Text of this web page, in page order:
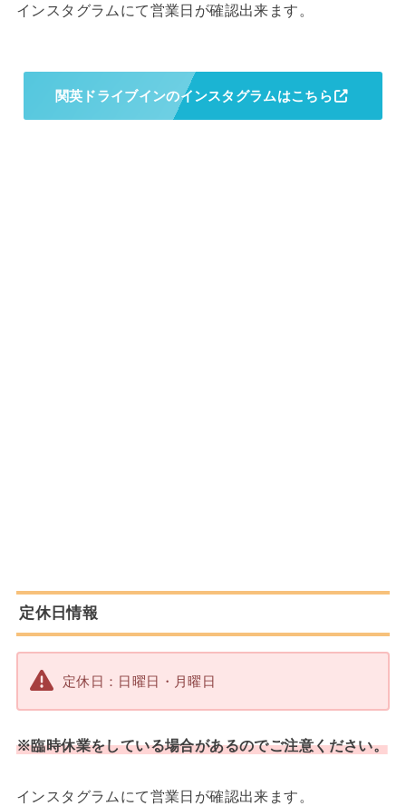
インスタグラムにて営業日が確認出来ます。
関英ドライブインのインスタグラムはこちら
定休日情報
定休日：日曜日・月曜日
※臨時休業をしている場合があるのでご注意ください。
インスタグラムにて営業日が確認出来ます。